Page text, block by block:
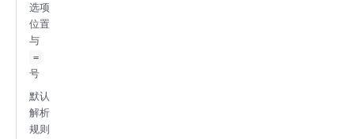
选项
位置
与
=
号
默认
解析
规则